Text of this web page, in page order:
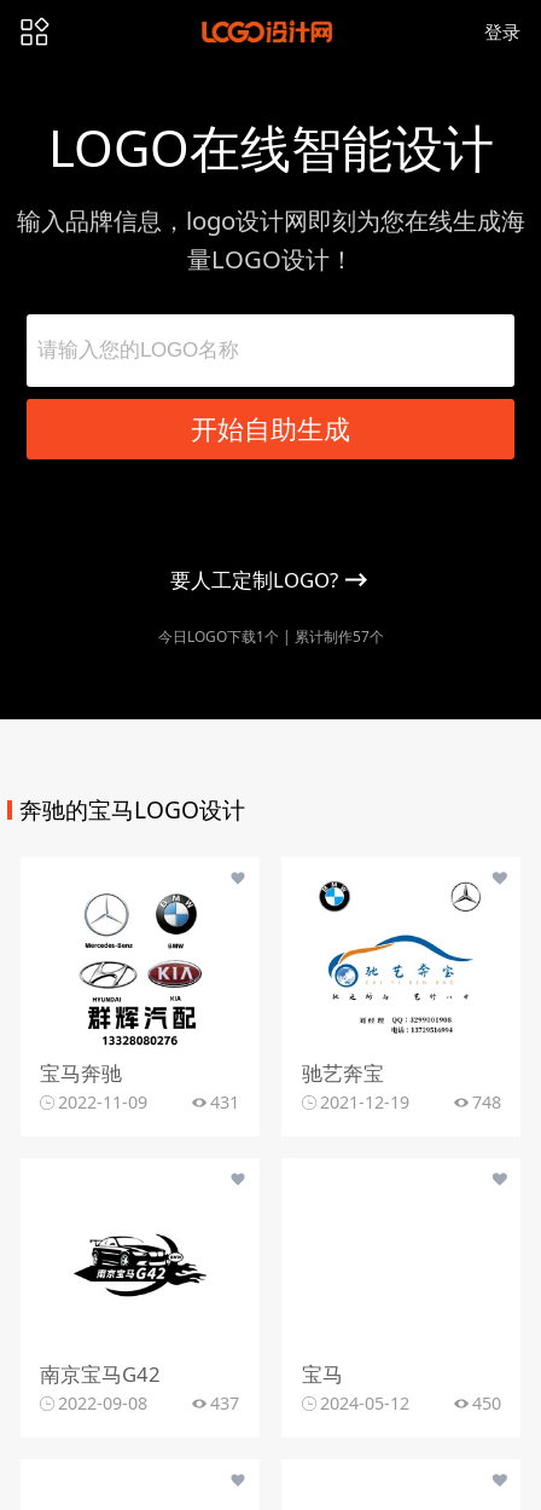
登录
LOGO在线智能设计
输入品牌信息，logo设计网即刻为您在线生成海
量LOGO设计！
开始自助生成
要人工定制LOGO?
今日LOGO下载1个 | 累计制作57个
奔驰的宝马LOGO设计
宝马奔驰
2022-11-09 431
驰艺奔宝
2021-12-19 748
南京宝马G42
2022-09-08 437
宝马
2024-05-12 450